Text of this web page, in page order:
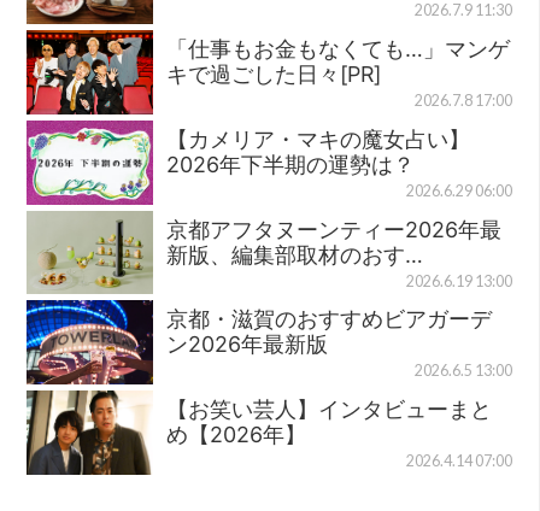
2026.7.9 11:30
「仕事もお金もなくても…」マンゲ
キで過ごした日々[PR]
2026.7.8 17:00
【カメリア・マキの魔女占い】
2026年下半期の運勢は？
2026.6.29 06:00
京都アフタヌーンティー2026年最
新版、編集部取材のおす…
2026.6.19 13:00
京都・滋賀のおすすめビアガーデ
ン2026年最新版
2026.6.5 13:00
【お笑い芸人】インタビューまと
め【2026年】
2026.4.14 07:00